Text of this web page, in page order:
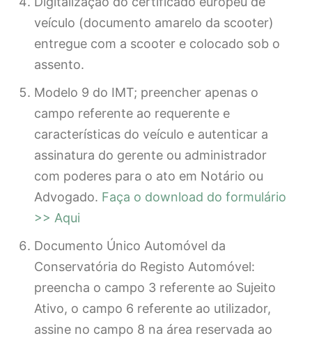
veículo (documento amarelo da scooter)
entregue com a scooter e colocado sob o
assento.
Modelo 9 do IMT; preencher apenas o
campo referente ao requerente e
características do veículo e autenticar a
assinatura do gerente ou administrador
com poderes para o ato em Notário ou
Advogado. Faça o download do formulário
>> Aqui
Documento Único Automóvel da
Conservatória do Registo Automóvel:
preencha o campo 3 referente ao Sujeito
Ativo, o campo 6 referente ao utilizador,
assine no campo 8 na área reservada ao